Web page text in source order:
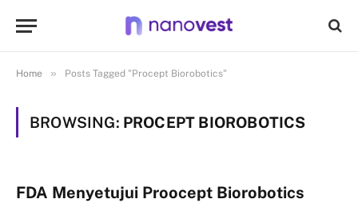
Home » Posts Tagged "Procept Biorobotics"
BROWSING: PROCEPT BIOROBOTICS
FDA Menyetujui Proocept Biorobotics